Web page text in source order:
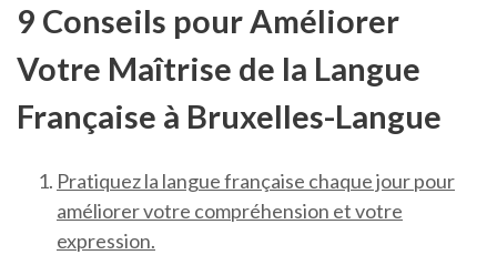
9 Conseils pour Améliorer
Votre Maîtrise de la Langue
Française à Bruxelles-Langue
Pratiquez la langue française chaque jour pour
améliorer votre compréhension et votre
expression.